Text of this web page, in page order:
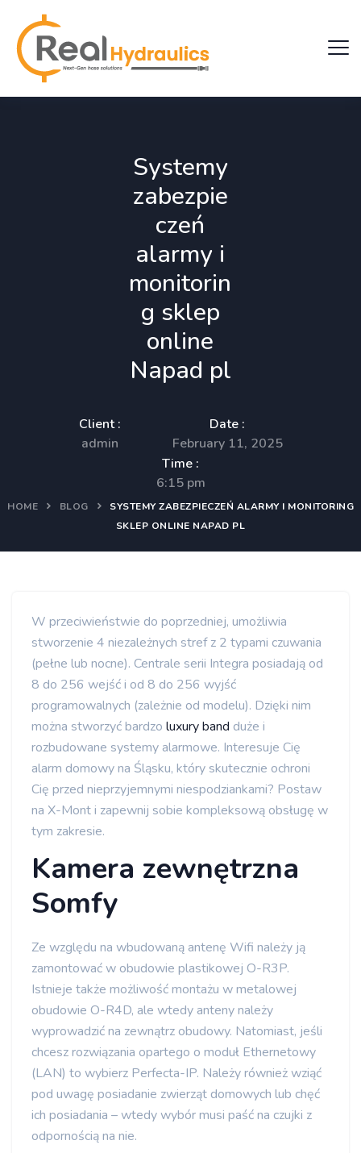
Systemy
zabezpie
czeń
alarmy i
monitorin
g sklep
online
Napad pl
Client :
admin
Date :
February 11, 2025
Time :
6:15 pm
HOME BLOG
SYSTEMY ZABEZPIECZEŃ ALARMY I MONITORING
SKLEP ONLINE NAPAD PL
W przeciwieństwie do poprzedniej, umożliwia
stworzenie 4 niezależnych stref z 2 typami czuwania
(pełne lub nocne). Centrale serii Integra posiadają od
8 do 256 wejść i od 8 do 256 wyjść
programowalnych (zależnie od modelu). Dzięki nim
można stworzyć bardzo luxury band duże i
rozbudowane systemy alarmowe. Interesuje Cię
alarm domowy na Śląsku, który skutecznie ochroni
Cię przed nieprzyjemnymi niespodziankami? Postaw
na X-Mont i zapewnij sobie kompleksową obsługę w
tym zakresie.
Kamera zewnętrzna
Somfy
Ze względu na wbudowaną antenę Wifi należy ją
zamontować w obudowie plastikowej O-R3P.
Istnieje także możliwość montażu w metalowej
obudowie O-R4D, ale wtedy anteny należy
wyprowadzić na zewnątrz obudowy. Natomiast, jeśli
chcesz rozwiązania opartego o moduł Ethernetowy
(LAN) to wybierz Perfecta-IP. Należy również wziąć
pod uwagę posiadanie zwierząt domowych lub chęć
ich posiadania – wtedy wybór musi paść na czujki z
odpornością na nie.